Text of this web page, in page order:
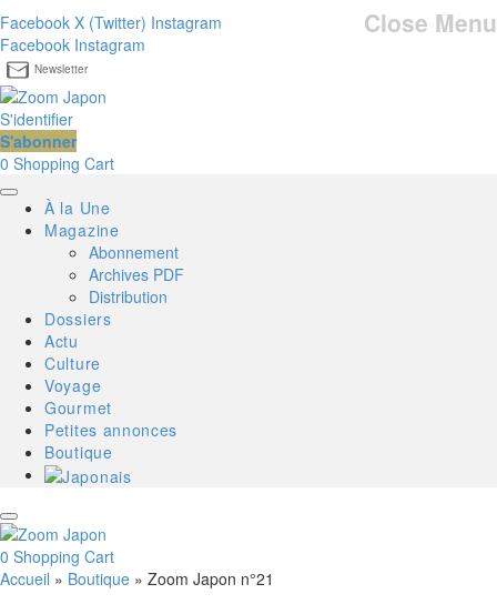
Close Menu
Facebook X (Twitter) Instagram
Facebook Instagram
Newsletter
S'identifier
S'abonner
0 Shopping Cart
À la Une
Magazine
Abonnement
Archives PDF
Distribution
Dossiers
Actu
Culture
Voyage
Gourmet
Petites annonces
Boutique
0 Shopping Cart
Accueil » Boutique » Zoom Japon n°21